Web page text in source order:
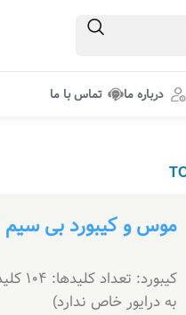
درباره ما تماس با ما
موس و کیبورد بی سیم TCSA C4
به درایور خاص ندارد)